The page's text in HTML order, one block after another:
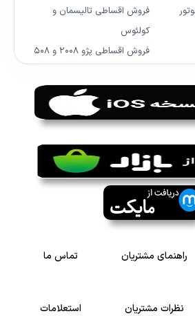
فروش اقساطی تالیسمان و
کولئوس
فروش اقساطی پژو ۲۰۰۸ و ۵۰۸
راهنمای مشتریان تماس ما
نظرات مشتریان استعلامات